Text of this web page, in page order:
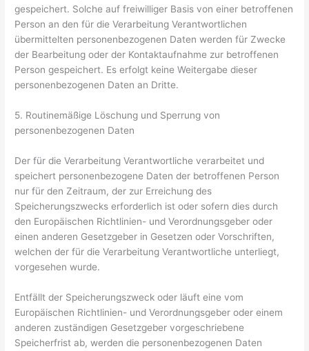
gespeichert. Solche auf freiwilliger Basis von einer betroffenen
Person an den für die Verarbeitung Verantwortlichen
übermittelten personenbezogenen Daten werden für Zwecke
der Bearbeitung oder der Kontaktaufnahme zur betroffenen
Person gespeichert. Es erfolgt keine Weitergabe dieser
personenbezogenen Daten an Dritte.
5. Routinemäßige Löschung und Sperrung von
personenbezogenen Daten
Der für die Verarbeitung Verantwortliche verarbeitet und
speichert personenbezogene Daten der betroffenen Person
nur für den Zeitraum, der zur Erreichung des
Speicherungszwecks erforderlich ist oder sofern dies durch
den Europäischen Richtlinien- und Verordnungsgeber oder
einen anderen Gesetzgeber in Gesetzen oder Vorschriften,
welchen der für die Verarbeitung Verantwortliche unterliegt,
vorgesehen wurde.
Entfällt der Speicherungszweck oder läuft eine vom
Europäischen Richtlinien- und Verordnungsgeber oder einem
anderen zuständigen Gesetzgeber vorgeschriebene
Speicherfrist ab, werden die personenbezogenen Daten